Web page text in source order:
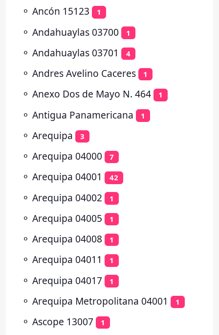
⚬ Ancón 15123 1
⚬ Andahuaylas 03700 1
⚬ Andahuaylas 03701 4
⚬ Andres Avelino Caceres 1
⚬ Anexo Dos de Mayo N. 464 1
⚬ Antigua Panamericana 1
⚬ Arequipa 3
⚬ Arequipa 04000 7
⚬ Arequipa 04001 42
⚬ Arequipa 04002 1
⚬ Arequipa 04005 1
⚬ Arequipa 04008 1
⚬ Arequipa 04011 1
⚬ Arequipa 04017 1
⚬ Arequipa Metropolitana 04001 1
⚬ Ascope 13007 1